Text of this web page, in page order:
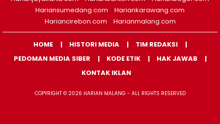
Hariansumedang.com
Hariankarawang.com
Hariancirebon.com
Harianmalang.com
HOME HISTORI MEDIA
TIM REDAKSI
PEDOMAN MEDIA SIBER
KODE ETIK
HAK JAWAB
KONTAK IKLAN
COPYRIGHT © 2026 HARIAN MALANG - ALL RIGHTS RESERVED